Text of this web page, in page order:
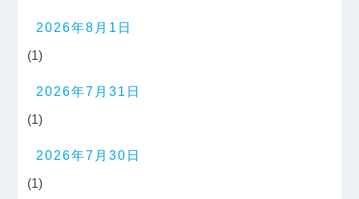
2026年8月1日
(1)
2026年7月31日
(1)
2026年7月30日
(1)